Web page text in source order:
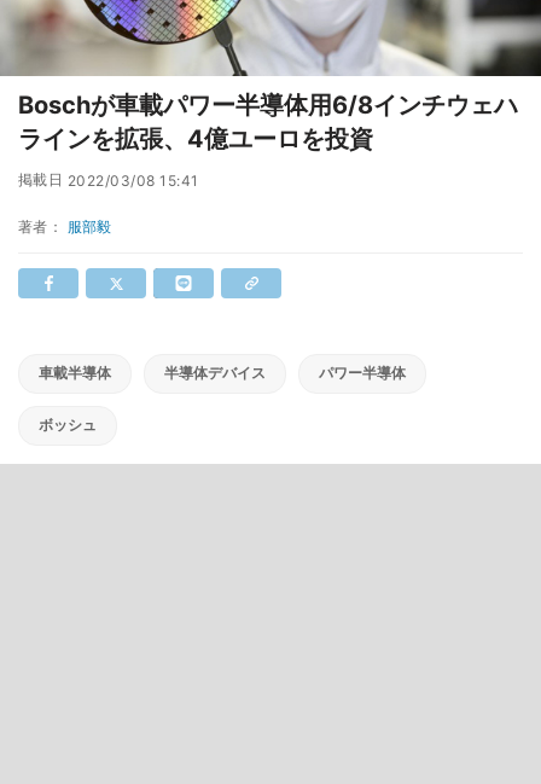
Boschが車載パワー半導体用6/8インチウェハ
ラインを拡張、4億ユーロを投資
掲載日 2022/03/08 15:41
著者： 服部毅
車載半導体 半導体デバイス パワー半導体
ボッシュ